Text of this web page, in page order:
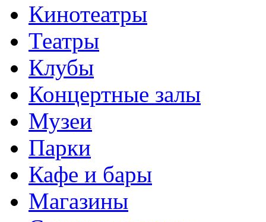
Кинотеатры
Театры
Клубы
Концертные залы
Музеи
Парки
Кафе и бары
Магазины